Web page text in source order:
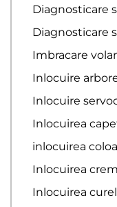
Diagnosticare
Diagnosticare
Imbracare
Inlocuire
Inlocuire
Inlocuirea
inlocuirea
Inlocuirea
Inlocuirea